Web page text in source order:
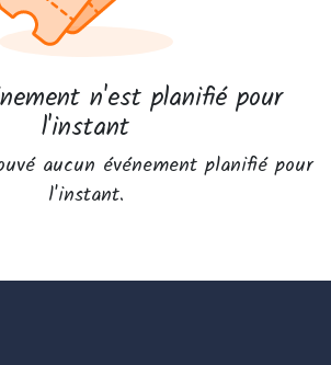
n'est planifié pour
l'instant
aucun événement planifié pour
l'instant.